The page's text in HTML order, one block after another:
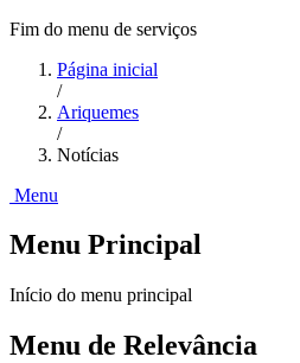
Fim do menu de serviços
Página inicial
/
Ariquemes
/
Notícias
Menu
Menu Principal
Início do menu principal
Menu de Relevância